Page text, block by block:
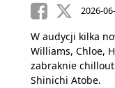
2026-
W audycji kilka
Williams, Chloe,
zabraknie
Shinichi Atobe.